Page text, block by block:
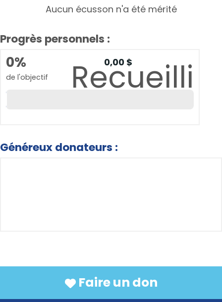
Aucun écusson n'a été mérité
Progrès personnels :
0%
de l'objectif
0,00 $
Recueilli
Généreux donateurs :
Faire un don